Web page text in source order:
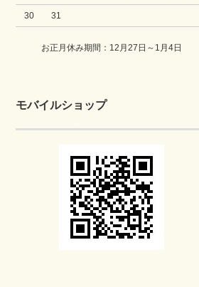
30 31
お正月休み期間：12月27日～1月4日
モバイルショップ